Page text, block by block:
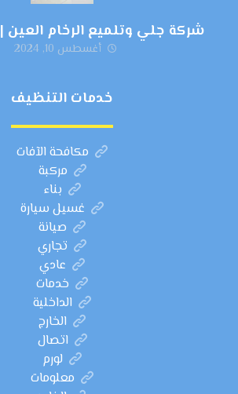
شركة جلي وتلميع الرخام العين |0545307678
أغسطس 10, 2024
خدمات التنظيف
مكافحة الآفات
مركبة
بناء
غسيل سيارة
صيانة
تجاري
عادي
خدمات
الداخلية
الخارج
اتصال
لورم
معلومات